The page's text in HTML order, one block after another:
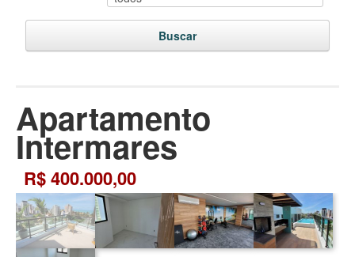
Buscar
Apartamento
Intermares
R$ 400.000,00